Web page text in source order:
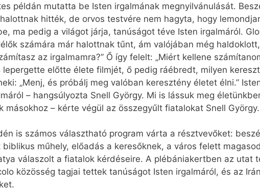
példán mutatta be Isten irgalmának megnyilvánulását.
hitték, de orvos testvére nem hagyta, hogy
ma pedig a világot járja, tanúságot téve Isten irgalmáról.
számára már halottnak tűnt, ám valójában még
az irgalmamra?” Ő így felelt: „Miért kellene
lepergette előtte élete filmjét, ő pedig ráébredt, milyen
„Menj, és próbálj meg valóban keresztény életet élni.”
– hangsúlyozta Snell György. Mi is lássuk meg
másokhoz – kérte végül az összegyűlt fiatalokat Snell György.
is számos választható program várta a résztvevőket:
biblikus műhely, előadás a keresőknek, a város felett
válaszolt a fiatalok kérdéseire. A plébániakertben az
közösség tagjai tettek tanúságot Isten irgalmáról, és az